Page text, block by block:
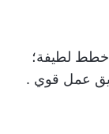
لطيفة؛
عمل قوي .